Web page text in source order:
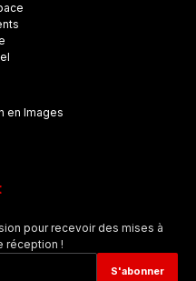
en Images
pour recevoir des mises à
réception !